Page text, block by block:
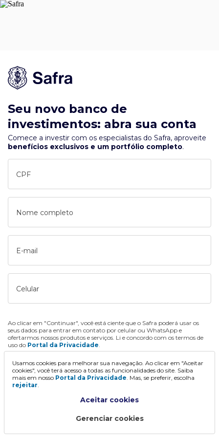
Seu novo banco de
investimentos: abra sua conta
Comece a investir com os especialistas do Safra, aproveite
benefícios exclusivos e um portfólio completo.
CPF
Nome completo
E-mail
Celular
Ao clicar em "Continuar", você está ciente que o Safra poderá usar os
seus dados para entrar em contato por celular ou WhatsApp e
ofertarmos nossos produtos e serviços. Li e concordo com os termos de
uso do Portal da Privacidade.
Continuar
Usamos cookies para melhorar sua navegação. Ao clicar em "Aceitar
cookies", você terá acesso a todas as funcionalidades do site. Saiba
mais em nosso Portal da Privacidade. Mas, se preferir, escolha
rejeitar.
Aceitar cookies
Gerenciar cookies